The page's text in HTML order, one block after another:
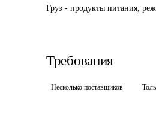
Груз - продукты питания,
Требования
Несколько поставщиков